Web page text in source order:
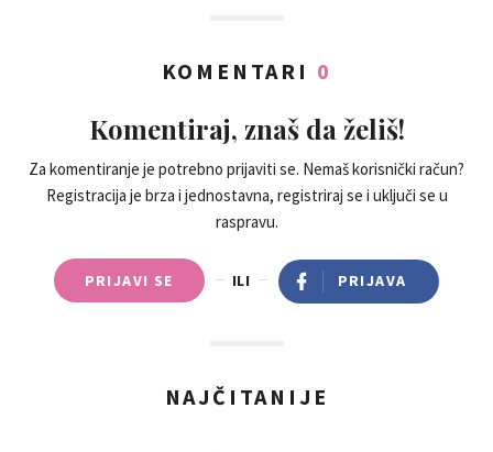
KOMENTARI 0
Komentiraj, znaš da želiš!
Za komentiranje je potrebno prijaviti se. Nemaš korisnički račun?
Registracija je brza i jednostavna, registriraj se i uključi se u
raspravu.
PRIJAVI SE ILI PRIJAVA
NAJČITANIJE